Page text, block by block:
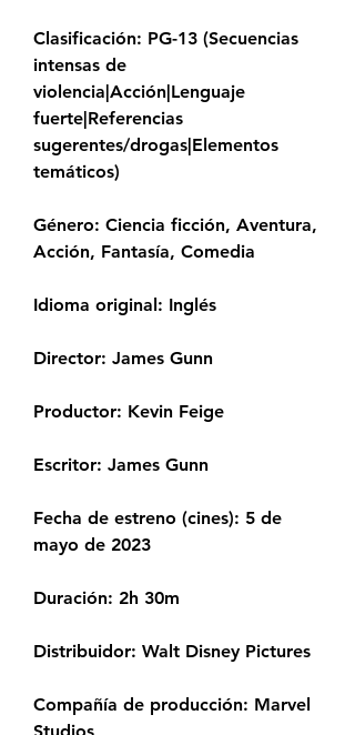
Clasificación: PG-13 (Secuencias
intensas de
violencia|Acción|Lenguaje
fuerte|Referencias
sugerentes/drogas|Elementos
temáticos)
Género: Ciencia ficción, Aventura,
Acción, Fantasía, Comedia
Idioma original: Inglés
Director: James Gunn
Productor: Kevin Feige
Escritor: James Gunn
Fecha de estreno (cines): 5 de
mayo de 2023
Duración: 2h 30m
Distribuidor: Walt Disney Pictures
Compañía de producción: Marvel